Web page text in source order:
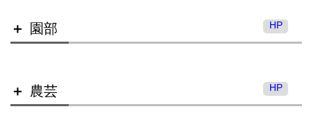
亀岡高等学校
南丹高等学校
園部 HP
農芸 HP